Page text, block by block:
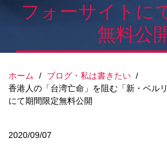
フォーサイトに
無料公
ホーム / ブログ・私は書きたい /
香港人の「台湾亡命」を阻む「新・ベル
にて期間限定無料公開
2020/09/07